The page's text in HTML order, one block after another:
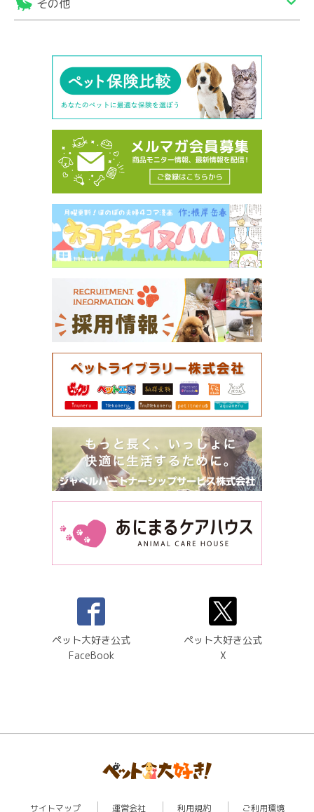
その他
ペット大好き公式
FaceBook
ペット大好き公式
X
サイトマップ 運営会社 利用規約 ご利用環境